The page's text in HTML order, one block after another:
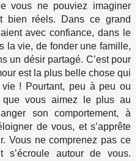
vous ne pouviez imaginer
bien réels. Dans ce grand
avec confiance, dans le
la vie, de fonder une famille,
un désir partagé. C’est pour
est la plus belle chose qui
! Pourtant, peu à peu ou
que vous aimez le plus au
son comportement, à
de vous, et s’apprête
Vous ne comprenez pas ce
autour de vous.